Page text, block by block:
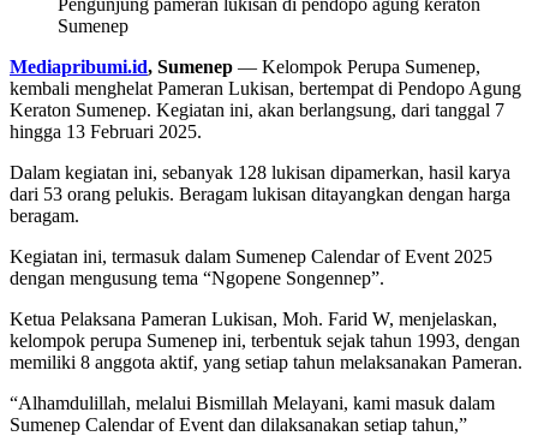
Pengunjung pameran lukisan di pendopo agung keraton
Sumenep
Mediapribumi.id, Sumenep — Kelompok Perupa Sumenep,
kembali menghelat Pameran Lukisan, bertempat di Pendopo Agung
Keraton Sumenep. Kegiatan ini, akan berlangsung, dari tanggal 7
hingga 13 Februari 2025.
Dalam kegiatan ini, sebanyak 128 lukisan dipamerkan, hasil karya
dari 53 orang pelukis. Beragam lukisan ditayangkan dengan harga
beragam.
Kegiatan ini, termasuk dalam Sumenep Calendar of Event 2025
dengan mengusung tema “Ngopene Songennep”.
Ketua Pelaksana Pameran Lukisan, Moh. Farid W, menjelaskan,
kelompok perupa Sumenep ini, terbentuk sejak tahun 1993, dengan
memiliki 8 anggota aktif, yang setiap tahun melaksanakan Pameran.
“Alhamdulillah, melalui Bismillah Melayani, kami masuk dalam
Sumenep Calendar of Event dan dilaksanakan setiap tahun,”